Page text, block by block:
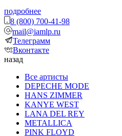
подробнее
8 (800) 700-41-98
mail@iamlp.ru
Телеграмм
Вконтакте
назад
Все артисты
DEPECHE MODE
HANS ZIMMER
KANYE WEST
LANA DEL REY
METALLICA
PINK FLOYD